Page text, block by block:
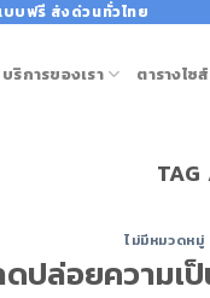
บฟรี ส่งด่วนทั่วไทย
บริการของเรา ตารางไซ
ไม่มีหมวดหมู่
ปล่อยความเ